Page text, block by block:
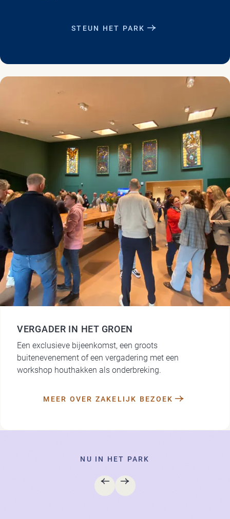
STEUN HET PARK
VERGADER IN HET GROEN
Een exclusieve bijeenkomst, een groots
buitenevenement of een vergadering met een
workshop houthakken als onderbreking.
MEER OVER ZAKELIJK BEZOEK
NU IN HET PARK